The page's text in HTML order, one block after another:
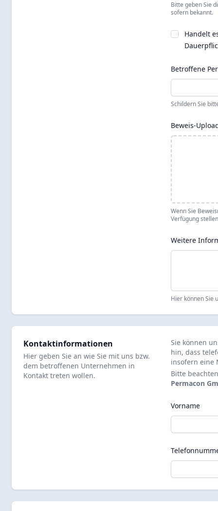
Bitte geben Sie
sofern bekannt.
Handelt
Betroffene
Schildern Sie
Beweis-
Wenn Sie
Verfügung
Weitere
Hier können Sie
Kontaktinformationen
Hier geben Sie an wie Sie mit uns bzw.
dem betroffenen Unternehmen in
Kontakt treten wollen.
Sie können
hin, dass
insofern eine
Bitte
Permacon
Vorname